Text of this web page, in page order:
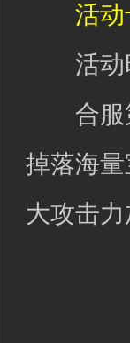
活动
活动
合服第
掉落海
大攻击